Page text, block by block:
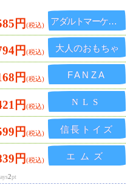
円 アダルトマーケット
円 大人のおもちゃ
円 FANZA
円 NLS
円 信長トイズ
円 エムズ
2pt